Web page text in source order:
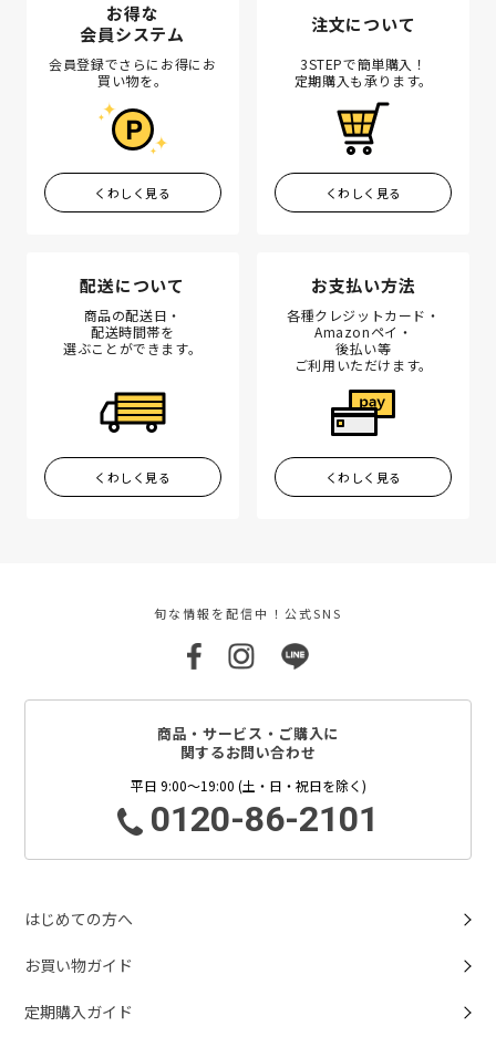
お得な
会員システム
会員登録でさらにお得にお
買い物を。
くわしく見る
注文について
3STEPで簡単購入！
定期購入も承ります。
くわしく見る
配送について
商品の配送日・
配送時間帯を
選ぶことができます。
くわしく見る
お支払い方法
各種クレジットカード・
Amazonペイ・
後払い等
ご利用いただけます。
くわしく見る
旬な情報を配信中！公式SNS
商品・サービス・ご購入に
関するお問い合わせ
平日 9:00～19:00 (土・日・祝日を除く)
0120-86-2101
はじめての方へ
お買い物ガイド
定期購入ガイド